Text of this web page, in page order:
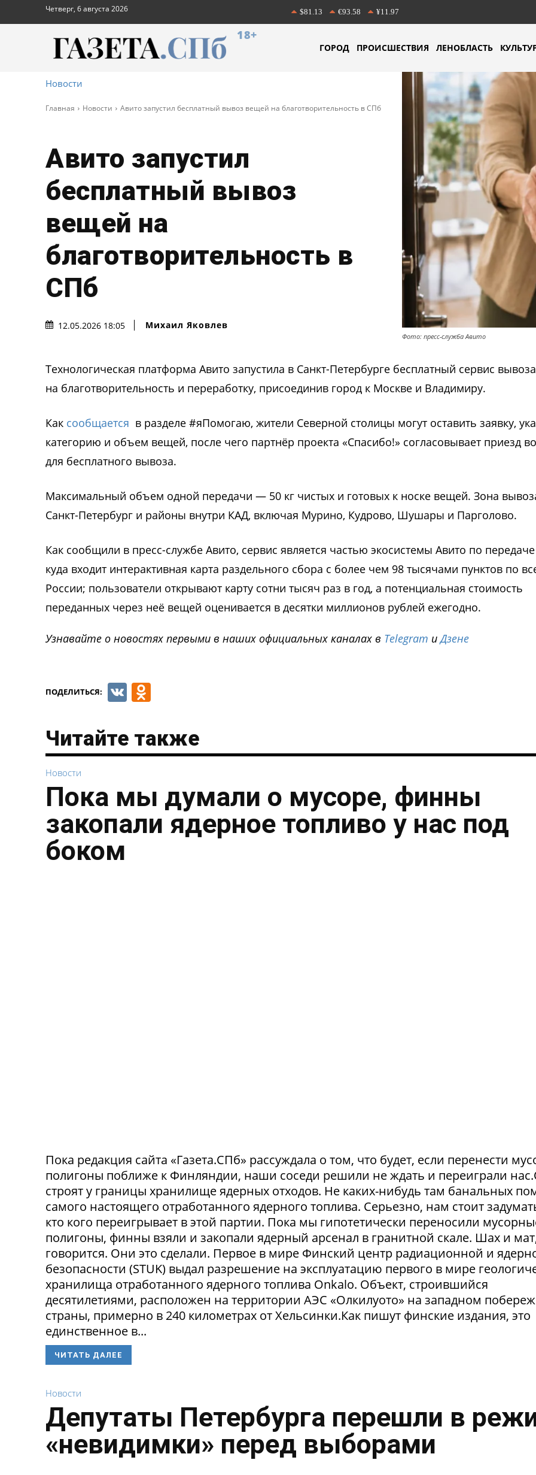
Четверг, 6 августа 2026 $81.13 €93.58 ¥11.97
18+
ГОРОД ПРОИСШЕСТВИЯ ЛЕНОБЛАСТЬ
Новости
Главная Новости Авито запустил бесплатный вывоз вещей на благотворительность в СПб
Авито запустил
бесплатный вывоз
вещей на
благотворительность в
СПб
12.05.2026 18:05 Михаил Яковлев
Фото: пресс-служба Авито
Технологическая платформа Авито запустила в Санкт-Петербурге бесплатный сервис
на благотворительность и переработку, присоединив город к Москве и Владимиру.
Как сообщается в разделе #яПомогаю, жители Северной столицы могут оставить заявку,
категорию и объем вещей, после чего партнёр проекта «Спасибо!» согласовывает приезд
для бесплатного вывоза.
Максимальный объем одной передачи — 50 кг чистых и готовых к носке вещей. Зона
Санкт-Петербург и районы внутри КАД, включая Мурино, Кудрово, Шушары и Парголово.
Как сообщили в пресс-службе Авито, сервис является частью экосистемы Авито по
куда входит интерактивная карта раздельного сбора с более чем 98 тысячами пунктов по
России; пользователи открывают карту сотни тысяч раз в год, а потенциальная стоимость
переданных через неё вещей оценивается в десятки миллионов рублей ежегодно.
Узнавайте о новостях первыми в наших официальных каналах в Telegram иДзене
ПОДЕЛИТЬСЯ: VK
Читайте также
Новости
Пока мы думали о мусоре, финны
закопали ядерное топливо у нас под
боком
Пока редакция сайта «Газета.СПб» рассуждала о том, что будет, если перенести
полигоны поближе к Финляндии, наши соседи решили не ждать и переиграли
строят у границы хранилище ядерных отходов. Не каких-нибудь там банальных
самого настоящего отработанного ядерного топлива. Серьезно, нам стоит
кто кого переигрывает в этой партии. Пока мы гипотетически переносили
полигоны, финны взяли и закопали ядерный арсенал в гранитной скале. Шах и
говорится. Они это сделали. Первое в мире Финский центр радиационной и
безопасности (STUK) выдал разрешение на эксплуатацию первого в мире
хранилища отработанного ядерного топлива Onkalo. Объект, строившийся
десятилетиями, расположен на территории АЭС «Олкилуото» на западном
страны, примерно в 240 километрах от Хельсинки.Как пишут финские издания, это
единственное в...
ЧИТАТЬ ДАЛЕЕ
Новости
Депутаты Петербурга перешли в
«невидимки» перед выборами